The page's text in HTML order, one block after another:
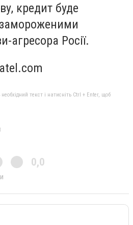
кредит буде
агресора Росії.
текст і натисніть Ctrl + Enter, щоб
0,0